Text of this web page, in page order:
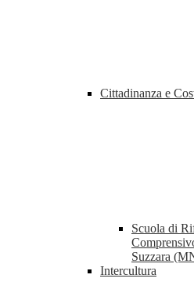
Cittadinanza e
Scuola di
Suzzara
Intercultura